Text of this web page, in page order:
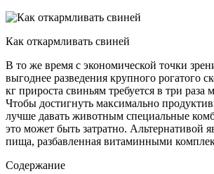
Как откармливать свиней
В то же время с экономической точки
выгоднее разведения крупного рогатого
кг прироста свиньям требуется в три раза
Чтобы достигнуть максимально
лучше давать животным специальные
это может быть затратно. Альтернативой
пища, разбавленная витаминными
Содержание